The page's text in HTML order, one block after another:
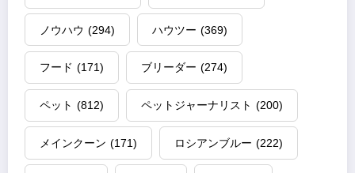
ノウハウ (294) ハウツー (369)
フード (171) ブリーダー (274)
ペット (812) ペットジャーナリスト (200)
メインクーン (171) ロシアンブルー (222)